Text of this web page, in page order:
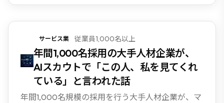
サービス業 従業員1,000名以上
年間1,000名採用の大手人材企業が、
AIスカウトで「この人、私を見てくれ
ている」と言われた話
年間1,000名規模の採用を行う大手人材企業が、マ